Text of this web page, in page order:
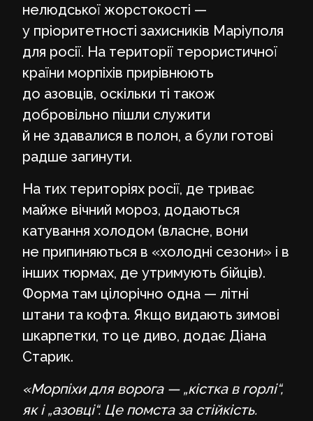
нелюдської жорстокості —
у пріоритетності захисників Маріуполя
для росії. На території терористичної
країни морпіхів прирівнюють
до азовців, оскільки ті також
добровільно пішли служити
й не здавалися в полон, а були готові
радше загинути.
На тих територіях росії, де триває
майже вічний мороз, додаються
катування холодом (власне, вони
не припиняються в «холодні сезони» і в
інших тюрмах, де утримують бійців).
Форма там цілорічно одна — літні
штани та кофта. Якщо видають зимові
шкарпетки, то це диво, додає Діана
Старик.
«Морпіхи для ворога — „кістка в горлі“,
як і „азовці“. Це помста за стійкість.